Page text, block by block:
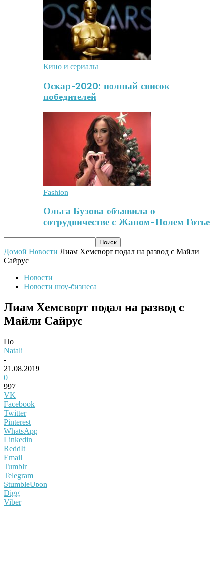
Кино и сериалы
Оскар-2020: полный список
победителей
Fashion
Ольга Бузова объявила о
сотрудничестве с Жаном-Полем Готье
Домой Новости Лиам Хемсворт подал на развод с Майли
Сайрус
Новости
Новости шоу-бизнеса
Лиам Хемсворт подал на развод с
Майли Сайрус
По
Natali
-
21.08.2019
0
997
VK
Facebook
Twitter
Pinterest
WhatsApp
Linkedin
ReddIt
Email
Tumblr
Telegram
StumbleUpon
Digg
Viber